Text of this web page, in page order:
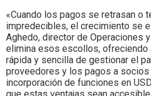
«Cuando los pagos se retrasan o
impredecibles, el crecimiento se
Aghedo, director de Operaciones
elimina esos escollos, ofreciendo
rápida y sencilla de gestionar el
proveedores y los pagos a
incorporación de funciones en
que estas ventajas sean